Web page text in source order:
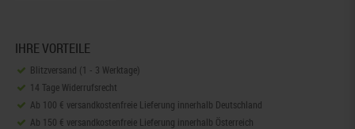
IHRE VORTEILE
Blitzversand (1 - 3 Werktage)
14 Tage Widerrufsrecht
Ab 100 € versandkostenfreie Lieferung innerhalb Deutschland
Ab 150 € versandkostenfreie Lieferung innerhalb Österreich